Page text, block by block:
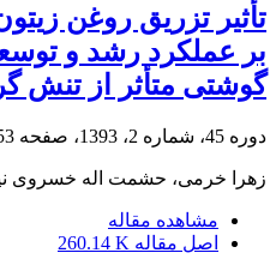
تأثیر تزریق روغن
بر عملکرد رشد و
گوشتی متأثر از تنش
دوره 45، شماره 2، 1393، صفحه
زهرا خرمی، حشمت اله خسروی
مشاهده مقاله
اصل مقاله 260.14 K